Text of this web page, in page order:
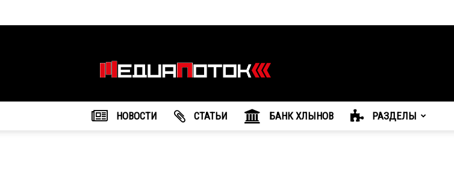
агентство
"МедиаПоток"
НОВОСТИ CТАТЬИ БАНК ХЛЫНОВ РАЗДЕЛЫ